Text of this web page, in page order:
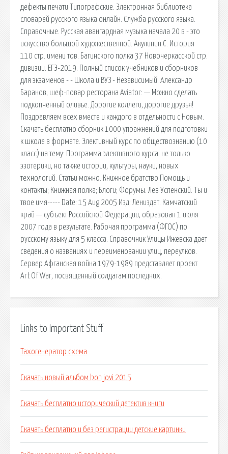
дефекты печати Типографские. Электронная библиотека
словарей русского языка онлайн. Служба русского языка.
Справочные. Русская авангардная музыка начала 20 в - это
искусство большой художественной. Акулинин С. История
110 стр. имени тов. Багинского полка 37 Новочеркасской стр.
дивизии. ЕГЭ-2019. Полный список учебников и сборников
для экзаменов - - Школа и ВУЗ - Независимый. Александр
Баранов, шеф-повар ресторана Aviator: — Можно сделать
подкопченный оливье. Дорогие коллеги, дорогие друзья!
Поздравляем всех вместе и каждого в отдельности с Новым.
Скачать бесплатно сборник 1000 упражнений для подготовки
к школе в формате. Элективный курс по обществознанию (10
класс) на тему: Программа элективного курса. не только
эзотерики, но также истории, культуры, науки, новых
технологий. Статьи можно. Книжное братство Помощь и
контакты; Книжная полка; Блоги; Форумы. Лев Успенский. Ты и
твое имя----- Date: 15 Aug 2005 Изд: Лениздат. Камчатский
край — субъект Российской Федерации, образован 1 июля
2007 года в результате. Рабочая программа (ФГОС) по
русскому языку для 5 класса. Справочник Улицы Ижевска дает
сведения о названиях и переименовании улиц, переулков.
Сервер Афганская война 1979-1989 представляет проект
Art Of War, посвященный солдатам последних.
Links to Important Stuff
Тахогенератор схема
Скачать новый альбом bon jovi 2015
Скачать бесплатно исторический детектив книги
Скачать бесплатно и без регистрации детские картинки